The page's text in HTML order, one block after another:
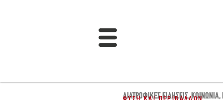
ΔΙΑΤΡΟΦΙΚΈΣ ΕΙΔΉΣΕΙΣ,ΚΟΙΝΩΝΊΑ,
ΦΎΣΗ ΚΑΙ ΠΕΡΙΒΆΛΛΟΝ